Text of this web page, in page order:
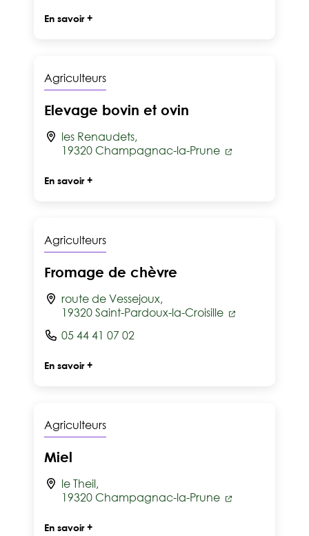
En savoir +
Agriculteurs
Elevage bovin et ovin
les Renaudets,
19320 Champagnac-la-Prune
En savoir +
Agriculteurs
Fromage de chèvre
route de Vessejoux,
19320 Saint-Pardoux-la-Croisille
05 44 41 07 02
En savoir +
Agriculteurs
Miel
le Theil,
19320 Champagnac-la-Prune
En savoir +